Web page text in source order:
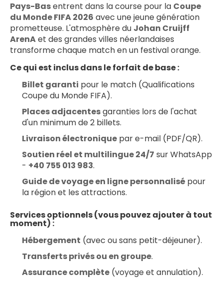
Pays-Bas entrent dans la course pour la Coupe
du Monde FIFA 2026 avec une jeune génération
prometteuse. L'atmosphère du Johan Cruijff
ArenA et des grandes villes néerlandaises
transforme chaque match en un festival orange.
Ce qui est inclus dans le forfait de base :
Billet garanti pour le match (Qualifications
Coupe du Monde FIFA).
Places adjacentes garanties lors de l'achat
d'un minimum de 2 billets.
Livraison électronique par e-mail (PDF/QR).
Soutien réel et multilingue 24/7 sur WhatsApp
- +40 755 013 983.
Guide de voyage en ligne personnalisé pour
la région et les attractions.
Services optionnels (vous pouvez ajouter à tout
moment) :
Hébergement (avec ou sans petit-déjeuner).
Transferts privés ou en groupe.
Assurance complète (voyage et annulation).